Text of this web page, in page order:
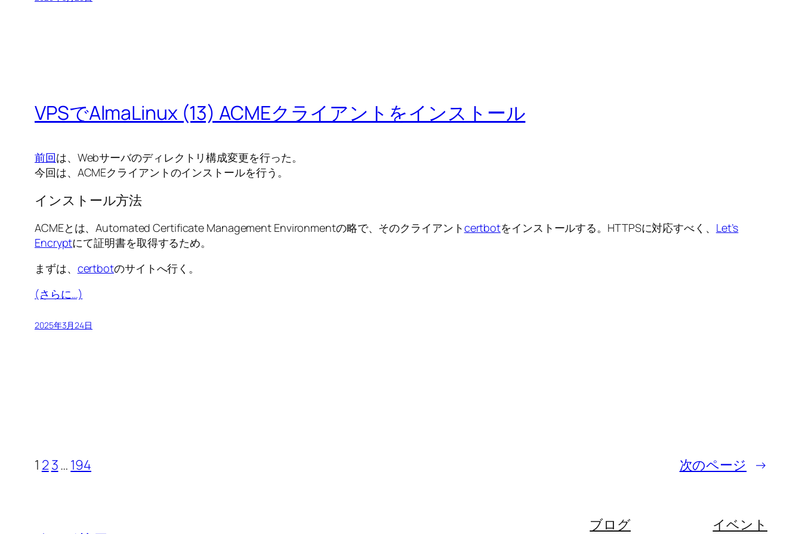
VPSでAlmaLinux (13) ACMEクライアントをインストール
前回は、Webサーバのディレクトリ構成変更を行った。
今回は、ACMEクライアントのインストールを行う。
インストール方法
ACMEとは、Automated Certificate Management Environmentの略で、そのクライアントcertbotをインストールする。HTTPSに対応すべく、 Let’s
Encryptにて証明書を取得するため。
まずは、 certbotのサイトへ行く。
(さらに…)
2025年3月24日
1 23… 194 次のページ →
ブログ
イベント